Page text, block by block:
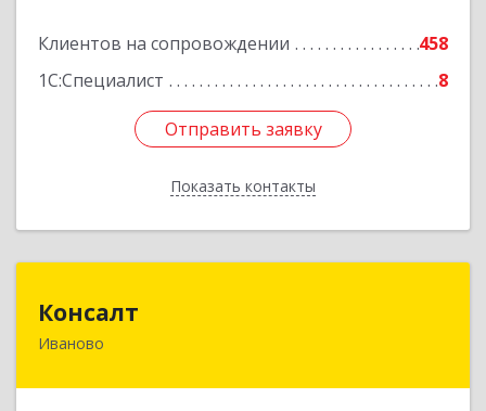
Клиентов на сопровождении
458
1С:Специалист
8
Отправить заявку
Показать контакты
Подробнее
Отправить заявку
Назад
Консалт
Иваново
153000, Ивановская обл, Иваново г, Жарова ул,